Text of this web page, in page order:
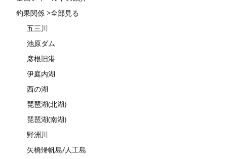
釣果関係 >全部見る
五三川
池原ダム
彦根旧港
伊庭内湖
西の湖
琵琶湖(北湖)
琵琶湖(南湖)
野洲川
矢橋帰帆島/人工島